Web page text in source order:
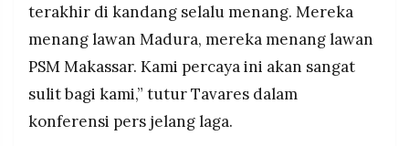
terakhir di kandang selalu menang. Mereka
menang lawan Madura, mereka menang lawan
PSM Makassar. Kami percaya ini akan sangat
sulit bagi kami,” tutur Tavares dalam
konferensi pers jelang laga.